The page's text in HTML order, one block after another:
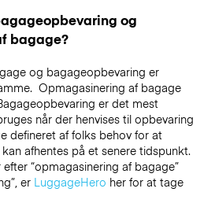
og
bagage?
og bagageopbevaring er
Opmagasinering af bagage
er det mest
når der henvises til opbevaring
defineret af folks behov for at
afhentes på et senere tidspunkt.
“opmagasinering af bagage”
erLuggageHero her for at tage